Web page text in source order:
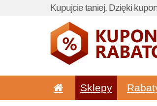
Kupujcie taniej. Dzięki
Sklepy